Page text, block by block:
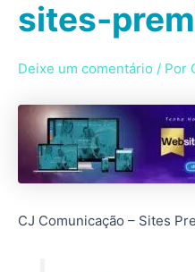
para
conteúdo
sites-
Deixe um comentário / Por
CJ Comunicação – Sites